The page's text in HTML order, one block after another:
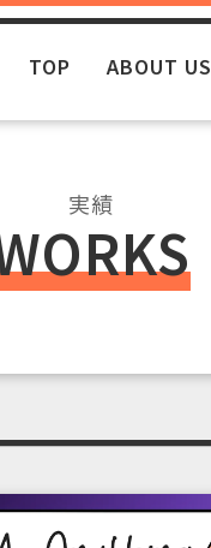
TOP ABOUT US
実績